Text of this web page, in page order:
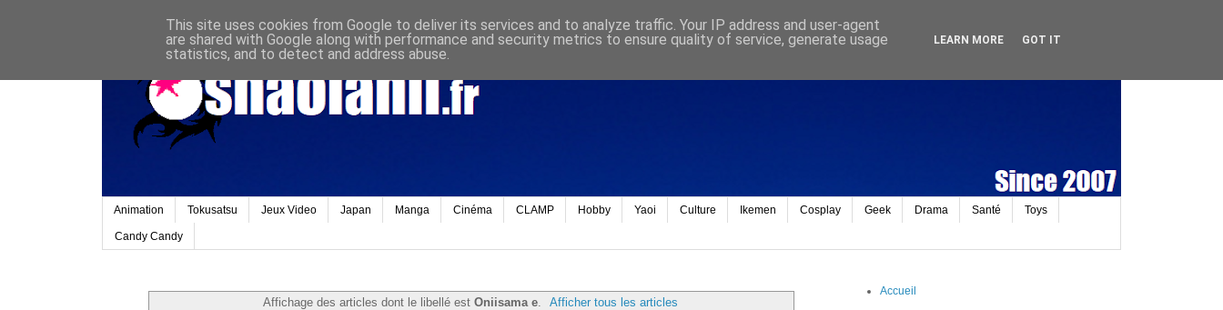
Animation Tokusatsu Jeux Video Japan Manga Cinéma CLAMP Hobby Yaoi Culture Ikemen Cosplay Geek Drama Santé Toys
Candy Candy
Affichage des articles dont le libellé est Oniisama e. Afficher tous les articles
Accueil
This site uses cookies from Google to deliver its services and to analyze traffic. Your IP address and user-agent
are shared with Google along with performance and security metrics to ensure quality of service, generate usage
statistics, and to detect and address abuse.
LEARN MORE GOT IT